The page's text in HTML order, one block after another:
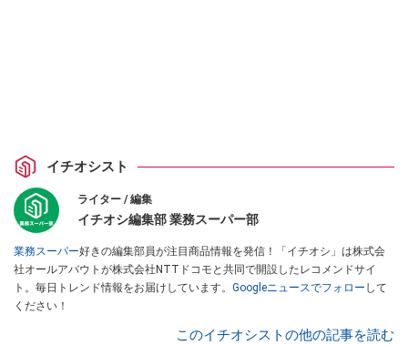
イチオシスト
ライター / 編集
イチオシ編集部 業務スーパー部
業務スーパー好きの編集部員が注目商品情報を発信！「イチオシ」は株式会
社オールアバウトが株式会社NTTドコモと共同で開設したレコメンドサイ
ト。毎日トレンド情報をお届けしています。 Googleニュースでフォロー して
ください！
このイチオシストの他の記事を読む